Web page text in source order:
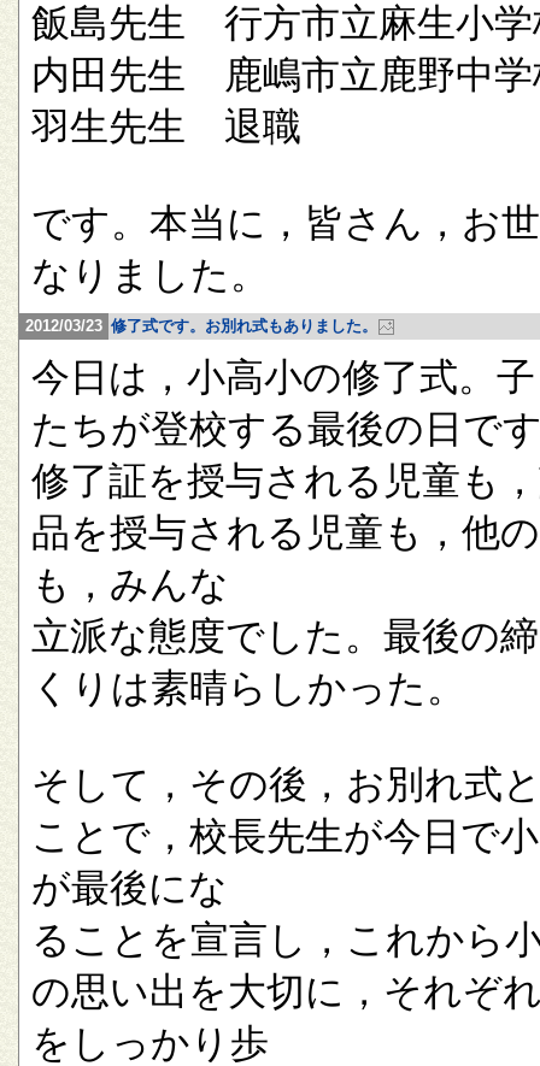
飯島先生 行方市立麻生小学
内田先生 鹿嶋市立鹿野中学
羽生先生 退職
です。本当に，皆さん，お
なりました。
2012/03/23 修了式です。お別れ式もありました。
今日は，小高小の修了式。
たちが登校する最後の日で
修了証を授与される児童も
品を授与される児童も，他
も，みんな
立派な態度でした。最後の
くりは素晴らしかった。
そして，その後，お別れ式
ことで，校長先生が今日で
が最後にな
ることを宣言し，これから
の思い出を大切に，それぞ
をしっかり歩